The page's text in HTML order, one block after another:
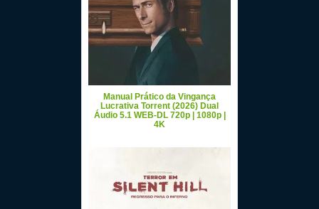
Manual Prático da Vingança
Lucrativa Torrent (2026) Dual
Áudio 5.1 WEB-DL 720p | 1080p |
4K